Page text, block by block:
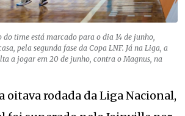
time está marcado para o dia 14 de junho,
pela segunda fase da Copa LNF. Já na Liga, a
a jogar em 20 de junho, contra o Magnus, na
oitava rodada da Liga Nacional,